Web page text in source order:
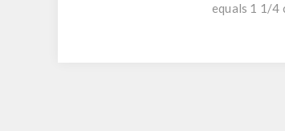
equals 1 1/4